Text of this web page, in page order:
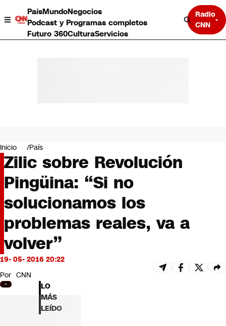
PaísMundoNegocios
Podcast y Programas completos
Futuro 360CulturaServicios
Radio
CNN
Negocios
Deportes
Programas completos
Cultura
Servicios
Bits
CNN tiempo
Futuro 360
Opinión
Inicio País
Zilic sobre Revolución
Pingüina: “Si no
solucionamos los
problemas reales, va a
volver”
19- 05- 2016 20:22
Por CNN
LO
MÁS
LEÍDO